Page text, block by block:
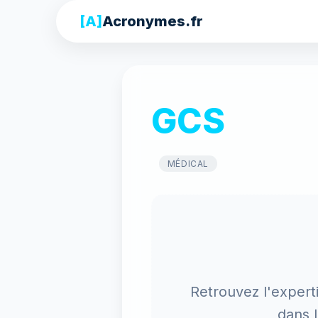
[A] Acronymes.fr
GCS
MÉDICAL
Retrouvez
dans